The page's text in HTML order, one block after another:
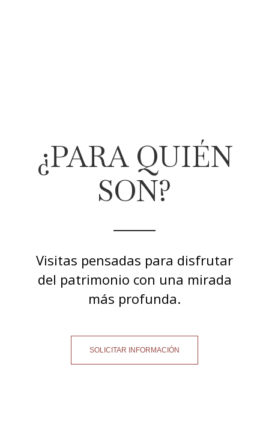
¿PARA QUIÉN
SON?
Visitas pensadas para disfrutar
del patrimonio con una mirada
más profunda.
SOLICITAR INFORMACIÓN